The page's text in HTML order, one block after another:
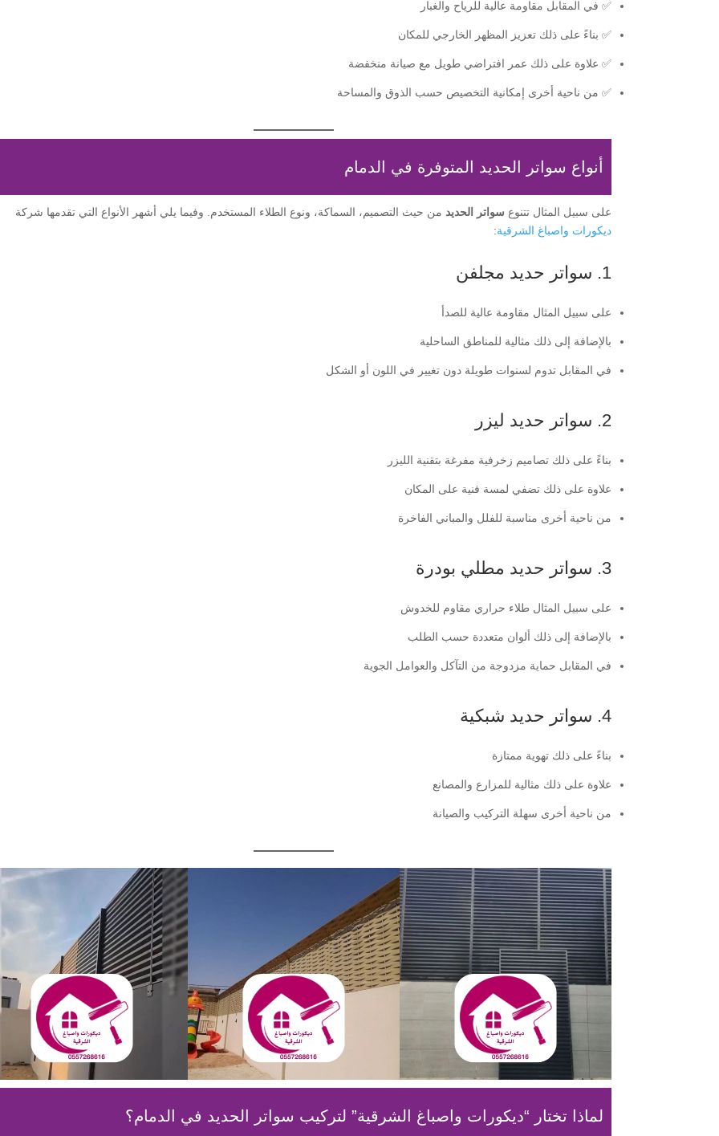
✅ في المقابل مقاومة عالية للرياح والغبار
✅ بناءً على ذلك تعزيز المظهر الخارجي للمكان
✅ علاوة على ذلك عمر افتراضي طويل مع صيانة منخفضة
✅ من ناحية أخرى إمكانية التخصيص حسب الذوق والمساحة
أنواع سواتر الحديد المتوفرة في الدمام
على سبيل المثال تتنوع سواتر الحديد من حيث التصميم، السماكة، ونوع الطلاء المستخدم. وفيما يلي أشهر الأنواع التي تقدمها شركة
ديكورات واصباغ الشرقية:
1. سواتر حديد مجلفن
على سبيل المثال مقاومة عالية للصدأ
بالإضافة إلى ذلك مثالية للمناطق الساحلية
في المقابل تدوم لسنوات طويلة دون تغيير في اللون أو الشكل
2. سواتر حديد ليزر
بناءً على ذلك تصاميم زخرفية مفرغة بتقنية الليزر
علاوة على ذلك تضفي لمسة فنية على المكان
من ناحية أخرى مناسبة للفلل والمباني الفاخرة
3. سواتر حديد مطلي بودرة
على سبيل المثال طلاء حراري مقاوم للخدوش
بالإضافة إلى ذلك ألوان متعددة حسب الطلب
في المقابل حماية مزدوجة من التآكل والعوامل الجوية
4. سواتر حديد شبكية
بناءً على ذلك تهوية ممتازة
علاوة على ذلك مثالية للمزارع والمصانع
من ناحية أخرى سهلة التركيب والصيانة
لماذا تختار “ديكورات واصباغ الشرقية” لتركيب سواتر الحديد في الدمام؟